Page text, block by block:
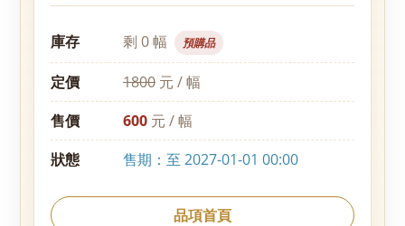
庫存 剩 0 幅 預購品
定價 1800 元 / 幅
售價
600 元 / 幅
狀態
售期：至 2027-01-01 00:00
品項首頁